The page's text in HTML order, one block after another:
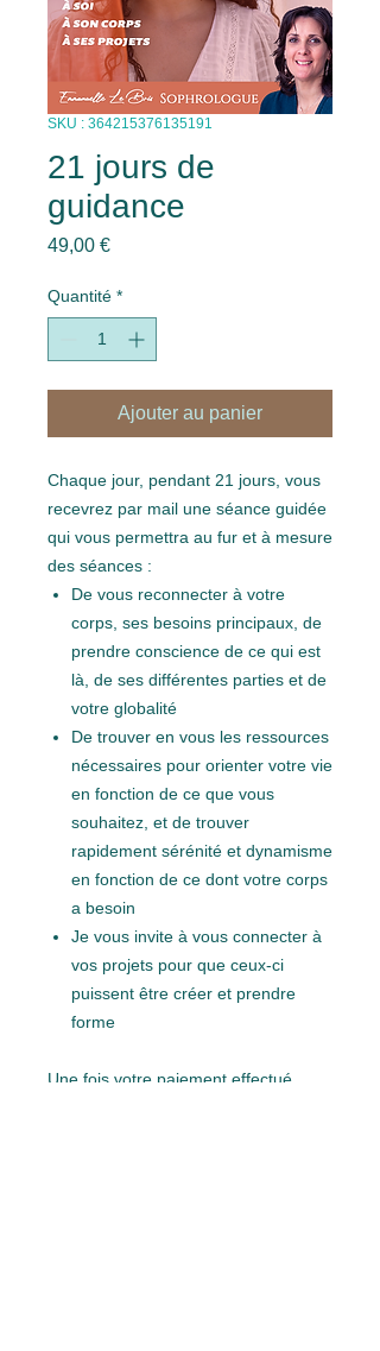
SKU : 364215376135191
21 jours de
guidance
49,00 €Prix
Quantité *
Ajouter au panier
Chaque jour, pendant 21 jours, vous
recevrez par mail une séance guidée
qui vous permettra au fur et à mesure
des séances :
De vous reconnecter à votre
corps, ses besoins principaux, de
prendre conscience de ce qui est
là, de ses différentes parties et de
votre globalité
De trouver en vous les ressources
nécessaires pour orienter votre vie
en fonction de ce que vous
souhaitez, et de trouver
rapidement sérénité et dynamisme
en fonction de ce dont votre corps
a besoin
Je vous invite à vous connecter à
vos projets pour que ceux-ci
puissent être créer et prendre
forme
Une fois votre paiement effectué,